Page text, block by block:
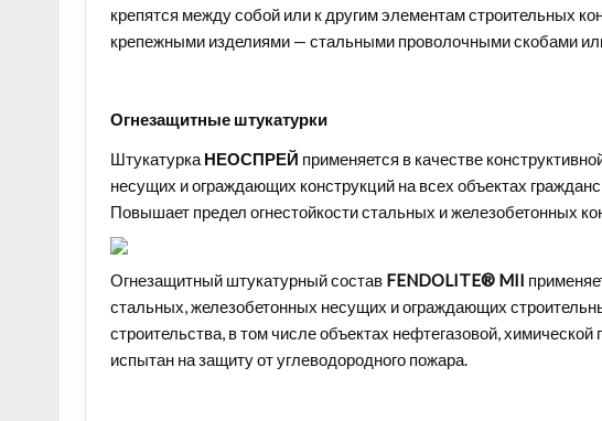
крепятся между собой или к другим элементам строительных
крепежными изделиями — стальными проволочными скобами
Огнезащитные штукатурки
Штукатурка НЕОСПРЕЙ применяется в качестве
несущих и ограждающих конструкций на всех объектах
Повышает предел огнестойкости стальных и железобетонных
Огнезащитный штукатурный состав FENDOLITE® MII
стальных, железобетонных несущих и ограждающих
строительства, в том числе объектах нефтегазовой,
испытан на защиту от углеводородного пожара.